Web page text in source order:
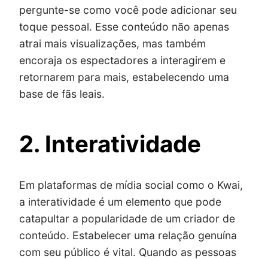
pergunte-se como você pode adicionar seu
toque pessoal. Esse conteúdo não apenas
atrai mais visualizações, mas também
encoraja os espectadores a interagirem e
retornarem para mais, estabelecendo uma
base de fãs leais.
2. Interatividade
Em plataformas de mídia social como o Kwai,
a interatividade é um elemento que pode
catapultar a popularidade de um criador de
conteúdo. Estabelecer uma relação genuína
com seu público é vital. Quando as pessoas